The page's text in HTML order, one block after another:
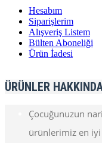
Hesabım
Siparişlerim
Alışveriş Listem
Bülten Aboneliği
Ürün İadesi
ÜRÜNLER
Çocuğunuzun
ürünlerimiz en